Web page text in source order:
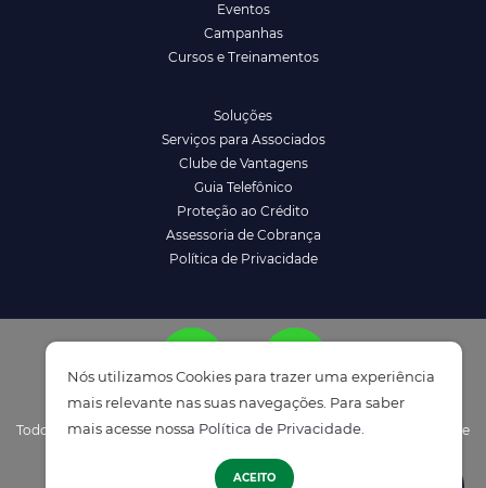
Nós utilizamos Cookies para trazer uma experiência
mais relevante nas suas navegações. Para saber
mais acesse nossa Política de Privacidade.
ACEITO
ATENDIMENTO
Eventos
Campanhas
Cursos e Treinamentos
Soluções
Serviços para Associados
Clube de Vantagens
Guia Telefônico
Proteção ao Crédito
Assessoria de Cobrança
Política de Privacidade
Todos os direitos reservados à ACENM/CDL - Política de Privacidade e